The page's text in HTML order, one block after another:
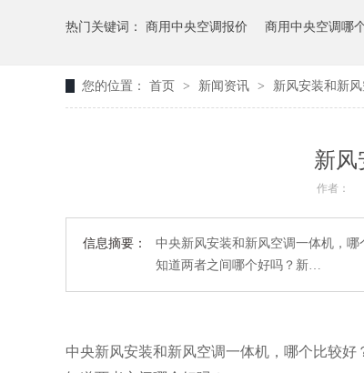
热门关键词： 商用中央空调报价 商用中央空调哪
您的位置： 首页 > 新闻资讯 > 新风安装和新
新风
作者：
信息摘要：
中央新风安装和新风空调一体机，
知道两者之间哪个好吗？新…
中央新风安装和新风空调一体机，哪个比较